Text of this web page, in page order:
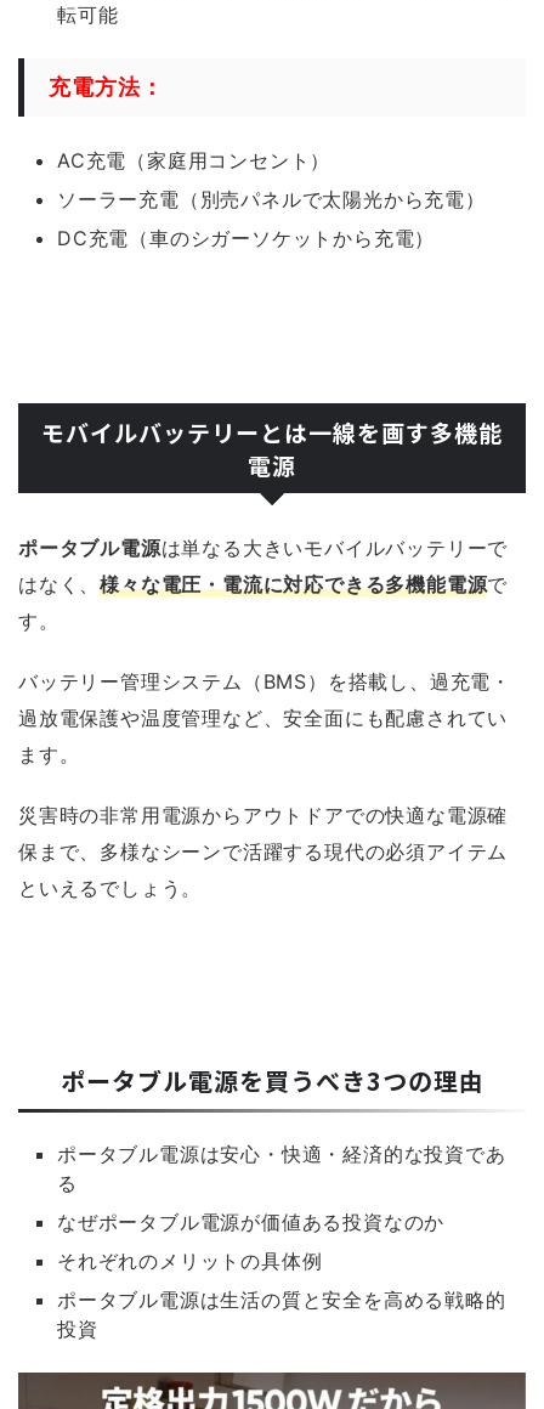
転可能
充電方法：
AC充電（家庭用コンセント）
ソーラー充電（別売パネルで太陽光から充電）
DC充電（車のシガーソケットから充電）
モバイルバッテリーとは一線を画す多機能
電源
ポータブル電源は単なる大きいモバイルバッテリーで
はなく、様々な電圧・電流に対応できる多機能電源で
す。
バッテリー管理システム（BMS）を搭載し、過充電・
過放電保護や温度管理など、安全面にも配慮されてい
ます。
災害時の非常用電源からアウトドアでの快適な電源確
保まで、多様なシーンで活躍する現代の必須アイテム
といえるでしょう。
ポータブル電源を買うべき3つの理由
ポータブル電源は安心・快適・経済的な投資であ
る
なぜポータブル電源が価値ある投資なのか
それぞれのメリットの具体例
ポータブル電源は生活の質と安全を高める戦略的
投資